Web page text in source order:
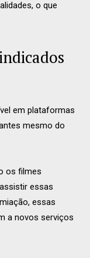
o que
em plataformas
mesmo do
os filmes
essas
essas
a novos serviços